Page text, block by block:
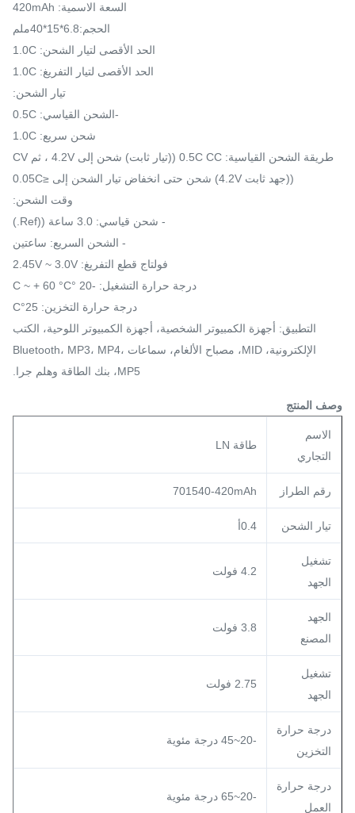
السعة الاسمية: 420mAh
الحجم:6.8*15*40ملم
الحد الأقصى لتيار الشحن: 1.0C
الحد الأقصى لتيار التفريغ: 1.0C
تيار الشحن:
-الشحن القياسي: 0.5C
شحن سريع: 1.0C
طريقة الشحن القياسية: 0.5C CC ((تيار ثابت) شحن إلى 4.2V ، ثم CV
((جهد ثابت 4.2V) شحن حتى انخفاض تيار الشحن إلى ≤0.05C
وقت الشحن:
- شحن قياسي: 3.0 ساعة ((Ref.)
- الشحن السريع: ساعتين
فولتاج قطع التفريغ: 2.45V ~ 3.0V
درجة حرارة التشغيل: -20 °C ~ + 60 °C
درجة حرارة التخزين: 25°C
التطبيق: أجهزة الكمبيوتر الشخصية، أجهزة الكمبيوتر اللوحية، الكتب
الإلكترونية، MID، مصباح الألغام، سماعات Bluetooth، MP3، MP4،
MP5، بنك الطاقة وهلم جرا.
وصف المنتج
الاسم
التجاري
طاقة LN
رقم الطراز 701540-420mAh
تيار الشحن 0.4أ
تشغيل
الجهد
4.2 فولت
الجهد
المصنع
3.8 فولت
تشغيل
الجهد
2.75 فولت
درجة حرارة
التخزين
-20~45 درجة مئوية
درجة حرارة
العمل
-20~65 درجة مئوية